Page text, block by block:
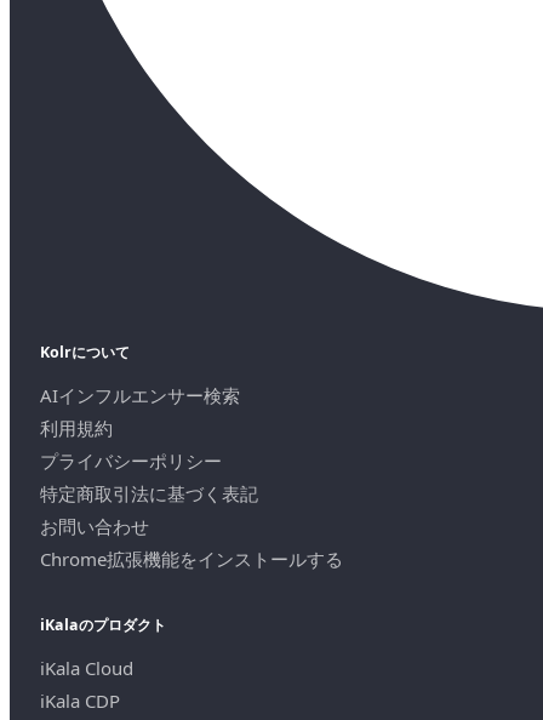
Kolrについて
AIインフルエンサー検索
利用規約
プライバシーポリシー
特定商取引法に基づく表記
お問い合わせ
Chrome拡張機能をインストールする
iKalaのプロダクト
iKala Cloud
iKala CDP